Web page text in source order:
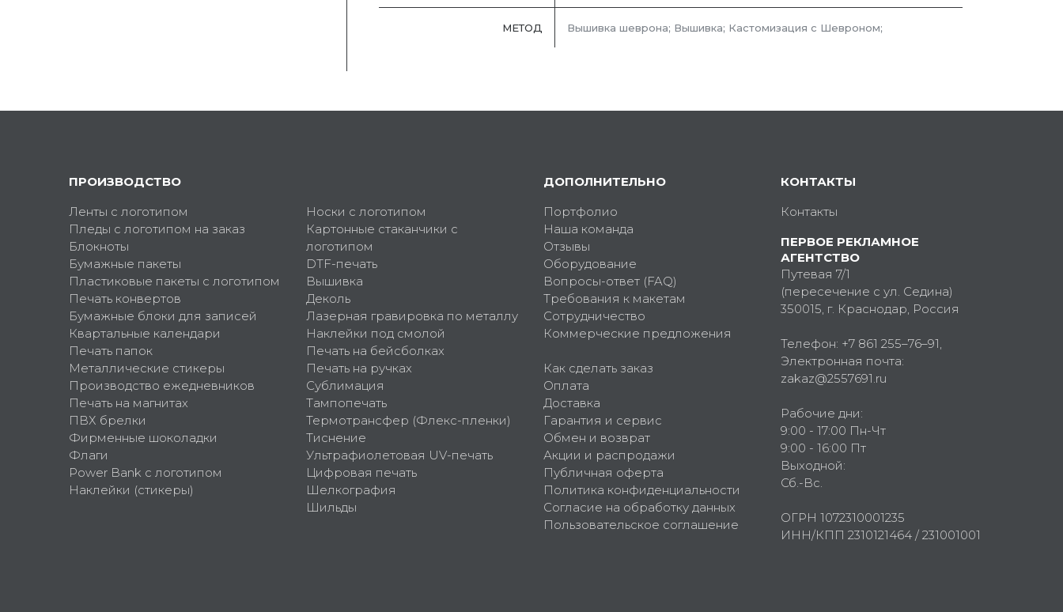
МЕТОД Вышивка шеврона; Вышивка; Кастомизация с Шевроном;
ПРОИЗВОДСТВО
Ленты с логотипом
Пледы с логотипом на заказ
Блокноты
Бумажные пакеты
Пластиковые пакеты с логотипом
Печать конвертов
Бумажные блоки для записей
Квартальные календари
Печать папок
Металлические стикеры
Производство ежедневников
Печать на магнитах
ПВХ брелки
Фирменные шоколадки
Флаги
Power Bank с логотипом
Наклейки (стикеры)
Носки с логотипом
Картонные стаканчики с
логотипом
DTF-печать
Вышивка
Деколь
Лазерная гравировка по металлу
Наклейки под смолой
Печать на бейсболках
Печать на ручках
Сублимация
Тампопечать
Термотрансфер (Флекс-пленки)
Тиснение
Ультрафиолетовая UV-печать
Цифровая печать
Шелкография
Шильды
ДОПОЛНИТЕЛЬНО
Портфолио
Наша команда
Отзывы
Оборудование
Вопросы-ответ (FAQ)
Требования к макетам
Сотрудничество
Коммерческие предложения
Как сделать заказ
Оплата
Доставка
Гарантия и сервис
Обмен и возврат
Акции и распродажи
Публичная оферта
Политика конфиденциальности
Согласие на обработку данных
Пользовательское соглашение
КОНТАКТЫ
Контакты
ПЕРВОЕ РЕКЛАМНОЕ
АГЕНТСТВО
Путевая 7/1
(пересечение с ул. Седина)
350015, г. Краснодар, Россия
Телефон: +7 861 255–76–91,
Электронная почта:
zakaz@2557691.ru
Рабочие дни:
9:00 - 17:00 Пн-Чт
9:00 - 16:00 Пт
Выходной:
Сб.-Вс.
ОГРН 1072310001235
ИНН/КПП 2310121464 / 231001001